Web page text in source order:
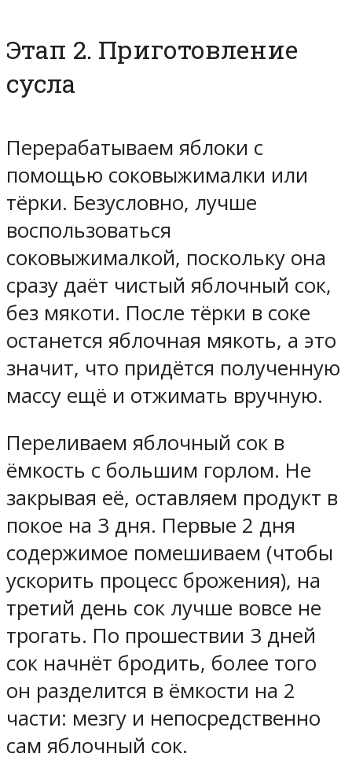
Этап 2. Приготовление
сусла
Перерабатываем яблоки с
помощью соковыжималки или
тёрки. Безусловно, лучше
воспользоваться
соковыжималкой, поскольку она
сразу даёт чистый яблочный сок,
без мякоти. После тёрки в соке
останется яблочная мякоть, а это
значит, что придётся полученную
массу ещё и отжимать вручную.
Переливаем яблочный сок в
ёмкость с большим горлом. Не
закрывая её, оставляем продукт в
покое на 3 дня. Первые 2 дня
содержимое помешиваем (чтобы
ускорить процесс брожения), на
третий день сок лучше вовсе не
трогать. По прошествии 3 дней
сок начнёт бродить, более того
он разделится в ёмкости на 2
части: мезгу и непосредственно
сам яблочный сок.